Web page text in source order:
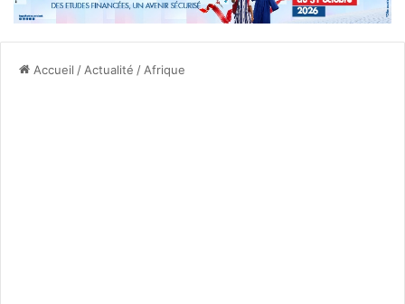
Accueil / Actualité / Afrique